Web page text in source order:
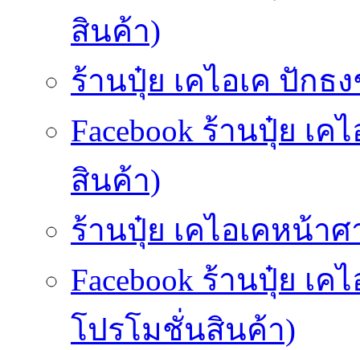
สินค้า)
ร้านปุ๋ย เคไอเค ปักธ
Facebook ร้านปุ๋ย เ
สินค้า)
ร้านปุ๋ย เคไอเคหน้า
Facebook ร้านปุ๋ย เ
โปรโมชั่นสินค้า)